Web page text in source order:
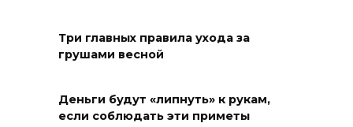
«Метеор» «Андрей Байков»
Три главных правила ухода за
грушами весной
Деньги будут «липнуть» к рукам,
если соблюдать эти приметы